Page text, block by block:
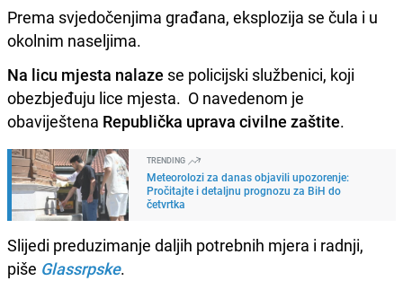
Prema svjedočenjima građana, eksplozija se čula i u
okolnim naseljima.
Na licu mjesta nalaze se policijski službenici, koji
obezbjeđuju lice mjesta. O navedenom je
obaviještena Republička uprava civilne zaštite.
TRENDING
Meteorolozi za danas objavili upozorenje:
Pročitajte i detaljnu prognozu za BiH do
četvrtka
Slijedi preduzimanje daljih potrebnih mjera i radnji,
piše Glassrpske.